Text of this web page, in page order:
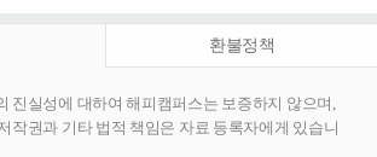
환불정책
진실성에 대하여 해피캠퍼스는 보증하지 않으며,
작권과 기타 법적 책임은 자료 등록자에게 있습니